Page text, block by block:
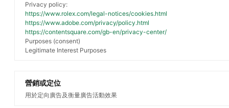
Rolex Yacht-Master
Privacy policy:
https://www.rolex.com/legal-notices/cookies.html
https://www.adobe.com/privacy/policy.html
https://contentsquare.com/gb-en/privacy-center/
Purposes (consent)
Legitimate Interest Purposes
營銷或定位
用於定向廣告及衡量廣告活動效果